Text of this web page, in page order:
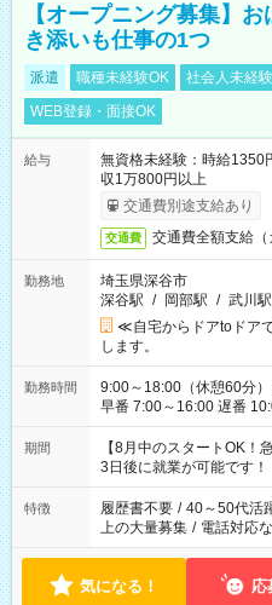
【オープニング募集】
き添いも仕事の1つ
派遣 職種未経験OK 社会人未経
WEB登録・面接OK
給与
無資格未経験：時給
収1万800円以上
交通費別途支給あり
交通費 交通費全額支給（
勤務地
埼玉県深谷市
深谷駅 / 岡部駅 / 武川駅
≪自宅からドアtoドア
します。
勤務時間
9:00～18:00（休憩60分） ■ご希望があれば下記シフトもOK！
早番 7:00～16:00 遅番
と休みを合わせたい」 「
「できれば残業はしたく
ね。 ※Wワーク希望の方へ 今ご覧のお仕事で希望する勤務時間
と、もう1つのお仕事の
合は応募できません。
期間
【8月中のスタートOK
3日後に就業が可能です！
特徴 履歴書不要 / 40～50代活
上の大量募集 / 電話対応
気になる！ 応